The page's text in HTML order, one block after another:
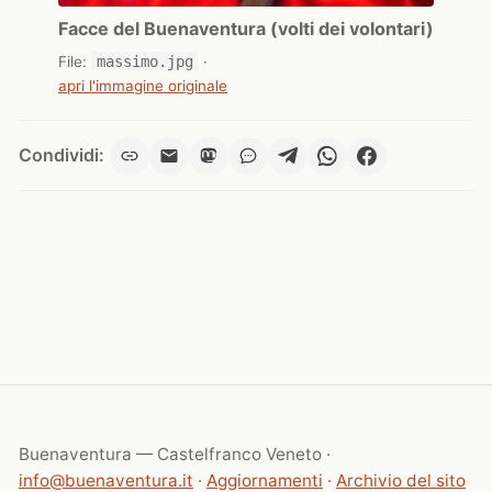
Facce del Buenaventura (volti dei volontari)
File: massimo.jpg
·
apri l'immagine originale
Condividi:
Buenaventura — Castelfranco Veneto ·
info@buenaventura.it · Aggiornamenti · Archivio del sito